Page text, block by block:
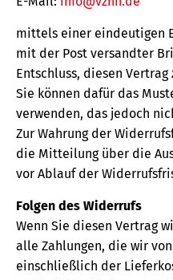
mittels einer eindeutigen
mit der Post versandter
Entschluss, diesen
Sie können dafür das
verwenden, das jedoch
Zur Wahrung der
die Mitteilung über die
vor Ablauf der
Folgen des Widerrufs
Wenn Sie diesen Vertrag
alle Zahlungen, die wir
einschließlich der